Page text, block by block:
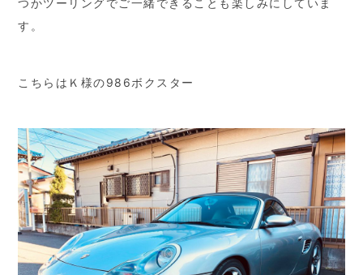
つかツーリングでご一緒できることも楽しみにしていま
す。
こちらはＫ様の986ボクスター